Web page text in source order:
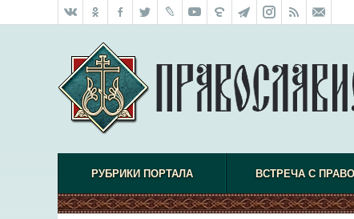
РУБРИКИ ПОРТАЛА ВСТРЕЧА С